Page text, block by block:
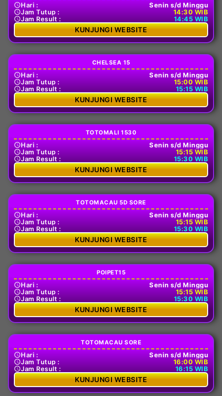
Hari :
Senin s/d Minggu
Jam Tutup :
14:30 WIB
Jam Result :
14:45 WIB
KUNJUNGI WEBSITE
CHELSEA 15
Hari :
Senin s/d Minggu
Jam Tutup :
15:00 WIB
Jam Result :
15:15 WIB
KUNJUNGI WEBSITE
TOTOMALI 1530
Hari :
Senin s/d Minggu
Jam Tutup :
15:15 WIB
Jam Result :
15:30 WIB
KUNJUNGI WEBSITE
TOTOMACAU 5D SORE
Hari :
Senin s/d Minggu
Jam Tutup :
15:15 WIB
Jam Result :
15:30 WIB
KUNJUNGI WEBSITE
POIPET15
Hari :
Senin s/d Minggu
Jam Tutup :
15:15 WIB
Jam Result :
15:30 WIB
KUNJUNGI WEBSITE
TOTOMACAU SORE
Hari :
Senin s/d Minggu
Jam Tutup :
16:00 WIB
Jam Result :
16:15 WIB
KUNJUNGI WEBSITE